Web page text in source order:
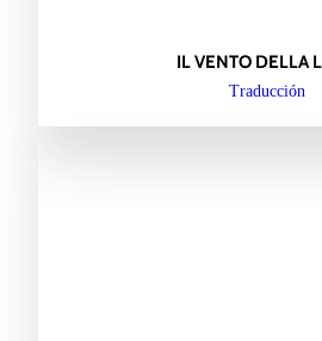
IL VENTO DELLA
Traducción